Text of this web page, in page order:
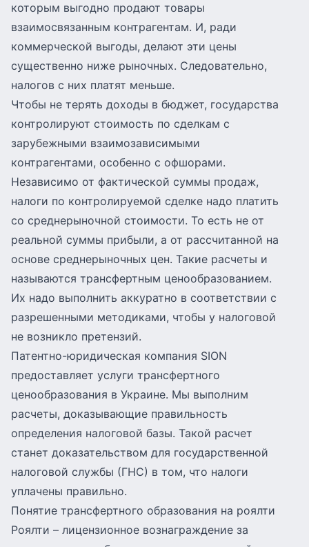
которым выгодно продают товары
взаимосвязанным контрагентам. И, ради
коммерческой выгоды, делают эти цены
существенно ниже рыночных. Следовательно,
налогов с них платят меньше.
Чтобы не терять доходы в бюджет, государства
контролируют стоимость по сделкам с
зарубежными взаимозависимыми
контрагентами, особенно с офшорами.
Независимо от фактической суммы продаж,
налоги по контролируемой сделке надо платить
со среднерыночной стоимости. То есть не от
реальной суммы прибыли, а от рассчитанной на
основе среднерыночных цен. Такие расчеты и
называются трансфертным ценообразованием.
Их надо выполнить аккуратно в соответствии с
разрешенными методиками, чтобы у налоговой
не возникло претензий.
Патентно-юридическая компания SION
предоставляет услуги трансфертного
ценообразования в Украине. Мы выполним
расчеты, доказывающие правильность
определения налоговой базы. Такой расчет
станет доказательством для государственной
налоговой службы (ГНС) в том, что налоги
уплачены правильно.
Понятие трансфертного образования на роялти
Роялти – лицензионное вознаграждение за